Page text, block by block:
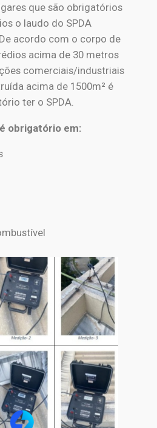
que são obrigatórios
o laudo do SPDA
acordo com o corpo de
acima de 30 metros
comerciais/industriais
acima de 1500m² é
ter o SPDA.
obrigatório em: